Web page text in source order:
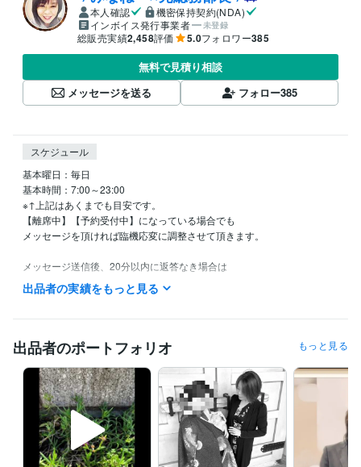
本人確認
機密保持契約(NDA)
インボイス発行事業者
未登録
総販売実績2,458評価 5.0フォロワー385
無料で見積り相談
メッセージを送る
フォロー385
スケジュール
基本曜日：毎日
基本時間：7:00～23:00
※↑上記はあくまでも目安です。
【離席中】【予約受付中】になっている場合でも
メッセージを頂ければ臨機応変に調整させて頂きます。
メッセージ送信後、20分以内に返答なき場合は
【電話相談・集中チャット・就寝・やむにやまれぬ事情】
いずれかの状態です<(_ _)>
管理 / 経理 経験年数 : 17年
管理 / 総務 経験年数 : 17年
ライフスタイル・その他 / 講師・インストラクター 経験年数 : 3年
ライフスタイル・その他 / イベント司会 経験年数 : 5年
ライフスタイル・その他 / カウンセラー・コーチ 経験年数 : 3年
受賞歴
2022/11：ココナラ電話相談　受付開始
2022/12：ココナラ電話相
出品者の実績をもっと見る
出品者のポートフォリオ もっと見る